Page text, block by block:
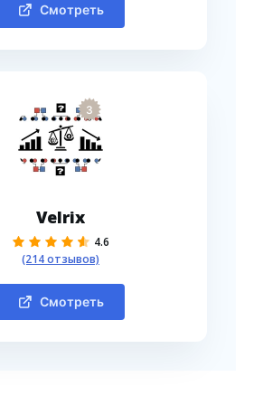
Смотреть
3
Velrix
4.6
(214 отзывов)
Смотреть